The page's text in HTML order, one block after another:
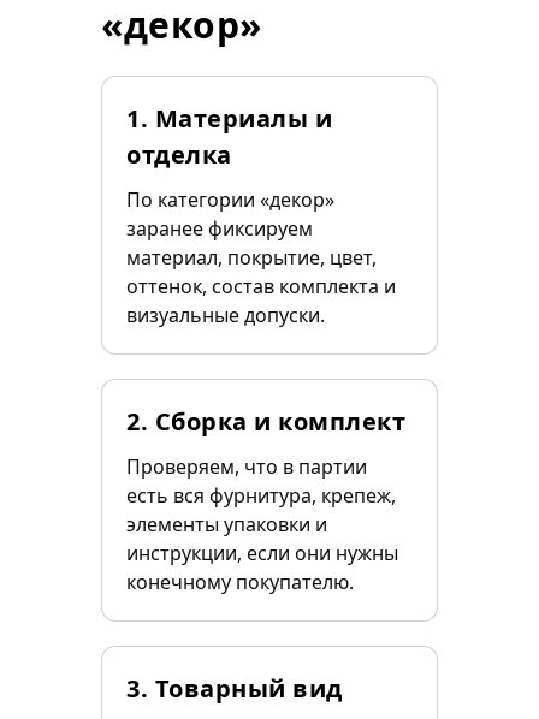
«декор»
1. Материалы и
отделка
По категории «декор»
заранее фиксируем
материал, покрытие, цвет,
оттенок, состав комплекта и
визуальные допуски.
2. Сборка и комплект
Проверяем, что в партии
есть вся фурнитура, крепеж,
элементы упаковки и
инструкции, если они нужны
конечному покупателю.
3. Товарный вид